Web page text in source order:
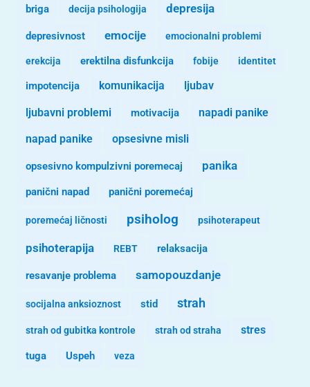
briga decija psihologija depresija
depresivnost emocije emocionalni problemi
erekcija erektilna disfunkcija fobije identitet
impotencija komunikacija ljubav
ljubavni problemi motivacija napadi panike
napad panike opsesivne misli
opsesivno kompulzivni poremecaj panika
panični napad panični poremećaj
poremećaj ličnosti psiholog psihoterapeut
psihoterapija REBT relaksacija
resavanje problema samopouzdanje
socijalna anksioznost stid strah
strah od gubitka kontrole strah od straha stres
tuga Uspeh veza